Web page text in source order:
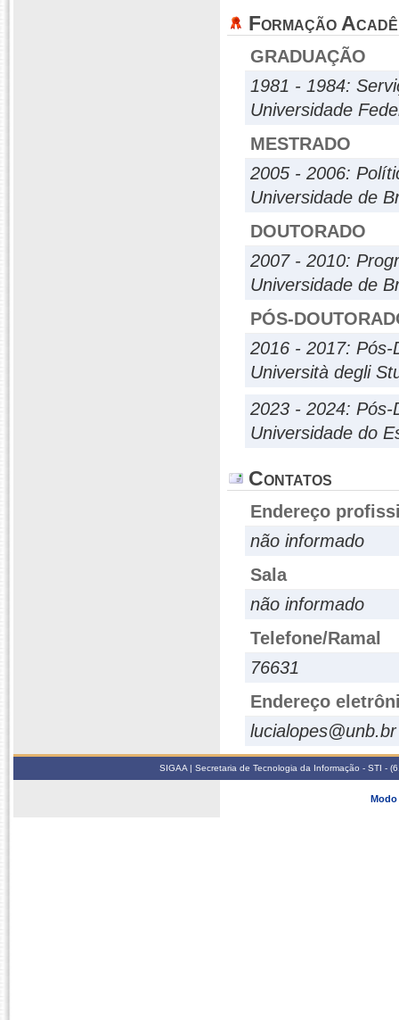
Formação
GRADUAÇÃO
1981 - 1984:
Universidade
MESTRADO
2005 - 2006:
Universidade de
DOUTORADO
2007 - 2010:
Universidade de
PÓS-
2016 - 2017: Pós-
Università degli
2023 - 2024: Pós-
Universidade do
Contatos
Endereço
não informado
Sala
não informado
Telefone/Ramal
76631
Endereço
lucialopes@unb.br
SIGAA | Secretaria de Tecnologia da Informação - STI -
Modo